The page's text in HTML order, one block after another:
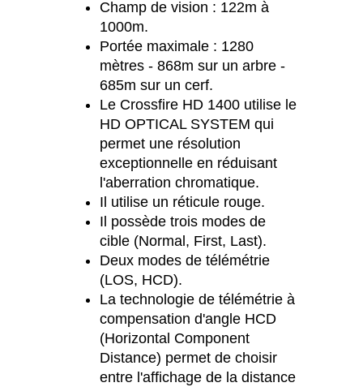
Champ de vision : 122m à
1000m.
Portée maximale : 1280
mètres - 868m sur un arbre -
685m sur un cerf.
Le Crossfire HD 1400 utilise le
HD OPTICAL SYSTEM qui
permet une résolution
exceptionnelle en réduisant
l'aberration chromatique.
Il utilise un réticule rouge.
Il possède trois modes de
cible (Normal, First, Last).
Deux modes de télémétrie
(LOS, HCD).
La technologie de télémétrie à
compensation d'angle HCD
(Horizontal Component
Distance) permet de choisir
entre l'affichage de la distance